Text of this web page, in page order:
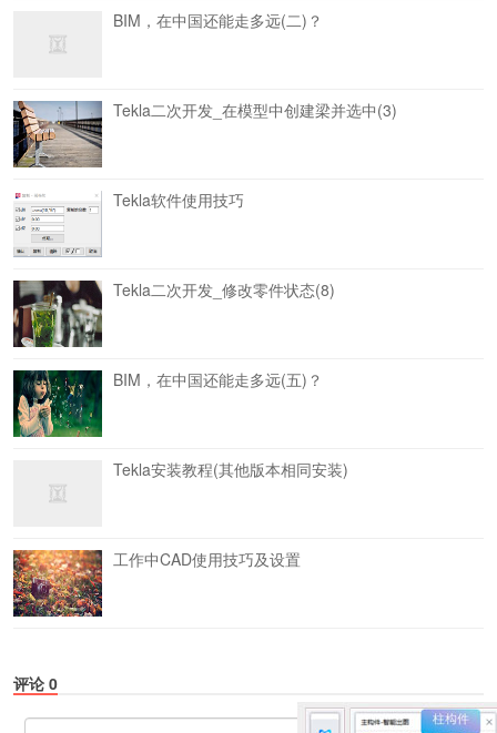
BIM，在中国还能走多远(二)？
Tekla二次开发_在模型中创建梁并选中(3)
Tekla软件使用技巧
Tekla二次开发_修改零件状态(8)
BIM，在中国还能走多远(五)？
Tekla安装教程(其他版本相同安装)
工作中CAD使用技巧及设置
评论 0